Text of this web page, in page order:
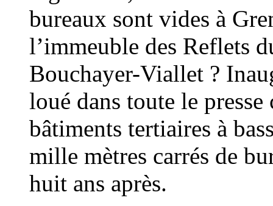
bureaux sont vides à
l’immeuble des Reflets
Bouchayer-Viallet ?
loué dans toute le
bâtiments tertiaires à
mille mètres carrés de
huit ans après.